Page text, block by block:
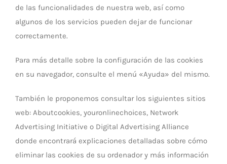
de las funcionalidades de nuestra web, así como
algunos de los servicios pueden dejar de funcionar
correctamente.
Para más detalle sobre la configuración de las cookies
en su navegador, consulte el menú «Ayuda» del mismo.
También le proponemos consultar los siguientes sitios
web: Aboutcookies, youronlinechoices, Network
Advertising Initiative o Digital Advertising Alliance
donde encontrará explicaciones detalladas sobre cómo
eliminar las cookies de su ordenador y más información